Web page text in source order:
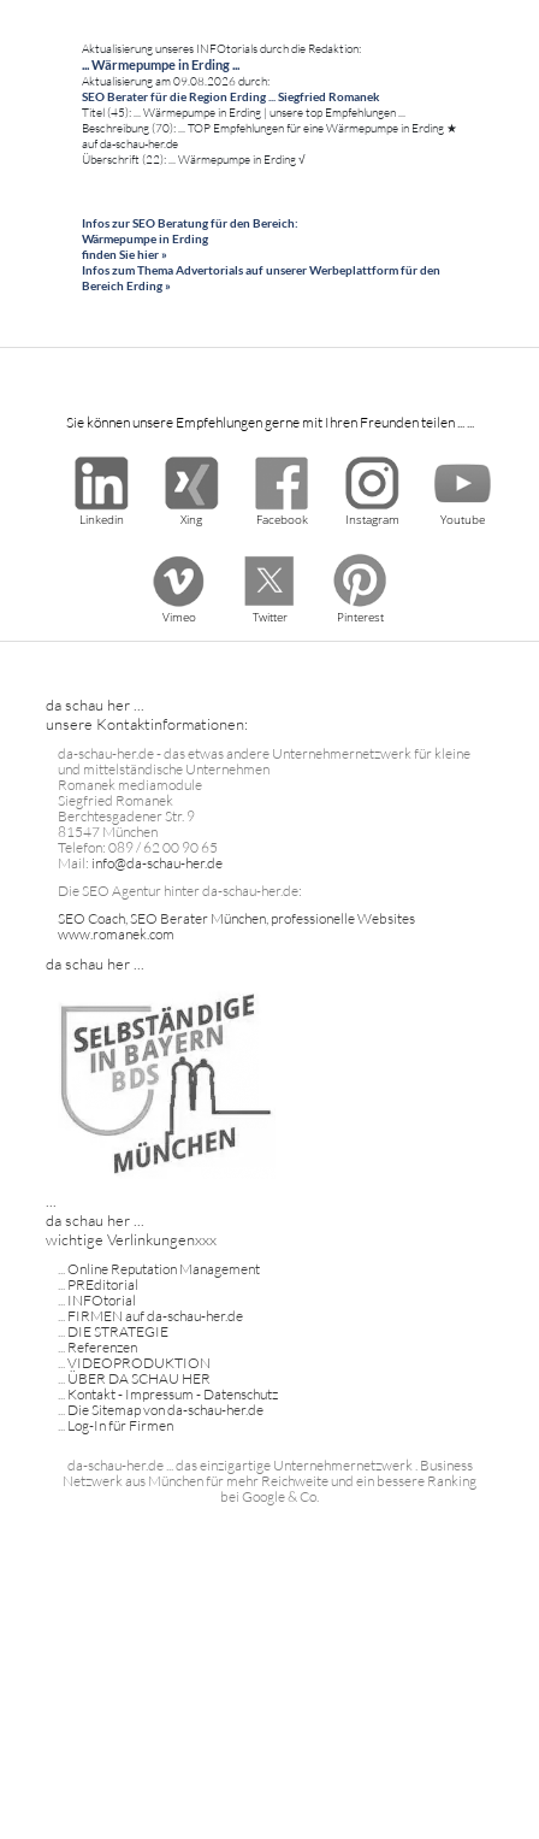
Aktualisierung unseres INFOtorials durch die Redaktion:
... Wärmepumpe in Erding ...
Aktualisierung am 09.08.2026 durch:
SEO Berater für die Region Erding ... Siegfried Romanek
Titel (45): ... Wärmepumpe in Erding | unsere top Empfehlungen ...
Beschreibung (70): ... TOP Empfehlungen für eine Wärmepumpe in Erding ★
auf da-schau-her.de
Überschrift (22): ... Wärmepumpe in Erding √
Infos zur SEO Beratung für den Bereich:
Wärmepumpe in Erding
finden Sie hier »
Infos zum Thema Advertorials auf unserer Werbeplattform für den
Bereich Erding »
Sie können unsere Empfehlungen gerne mit Ihren Freunden teilen ... ...
Linkedin Xing Facebook Instagram Youtube
Vimeo Twitter Pinterest
da schau her ...
unsere Kontaktinformationen:
da-schau-her.de - das etwas andere Unternehmernetzwerk für kleine
und mittelständische Unternehmen
Romanek mediamodule
Siegfried Romanek
Berchtesgadener Str. 9
81547 München
Telefon: 089 / 62 00 90 65
Mail: info@da-schau-her.de
Die SEO Agentur hinter da-schau-her.de:
SEO Coach, SEO Berater München, professionelle Websites
www.romanek.com
da schau her ...
da schau her ...
wichtige Verlinkungenxxx
Online Reputation Management
PREditorial
INFOtorial
FIRMEN auf da-schau-her.de
DIE STRATEGIE
Referenzen
VIDEOPRODUKTION
ÜBER DA SCHAU HER
Kontakt - Impressum - Datenschutz
Die Sitemap von da-schau-her.de
Log-In für Firmen
da-schau-her.de ... das einzigartige Unternehmernetzwerk . Business
Netzwerk aus München für mehr Reichweite und ein bessere Ranking
bei Google & Co.